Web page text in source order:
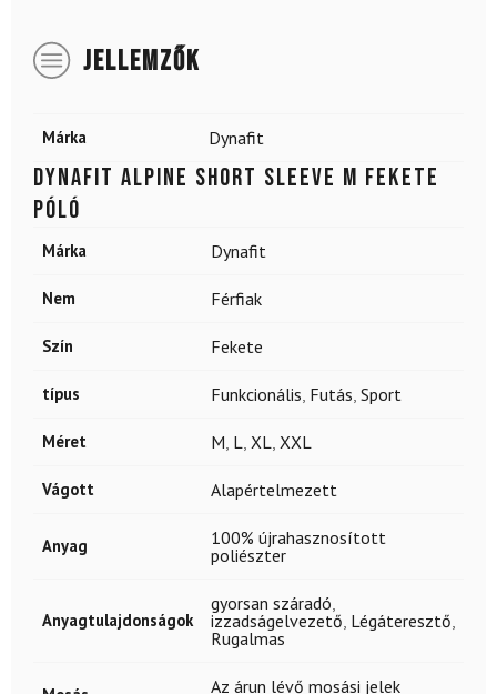
JELLEMZŐK
Márka Dynafit
DYNAFIT Alpine Short Sleeve M fekete
póló
Márka Dynafit
Nem Férfiak
Szín Fekete
típus Funkcionális Futás Sport
Méret M L XL XXL
Vágott Alapértelmezett
Anyag
100% újrahasznosított
poliészter
Anyagtulajdonságok
gyorsan száradó
izzadságelvezető Légáteresztő
Rugalmas
Az árun lévő mosási jelek